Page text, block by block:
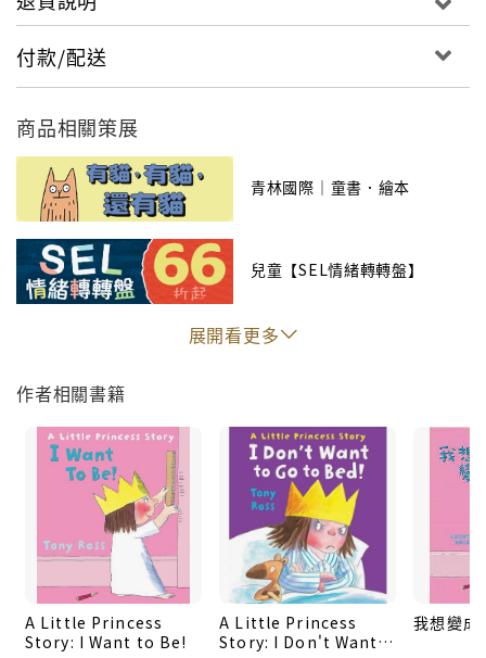
付款/配送
商品相關策展
青林國際｜童書．繪本
兒童【SEL情緒轉轉盤】
展開看更多
作者相關書籍
A Little Princess
Story: I Want to Be!
A Little Princess
Story: I Don't Want
我想變成!